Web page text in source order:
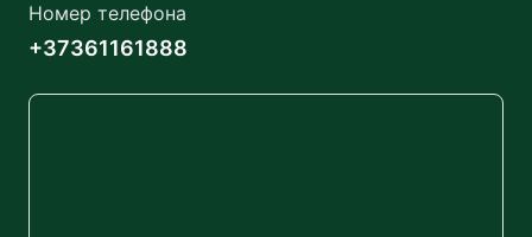
Номер телефона
+37361161888